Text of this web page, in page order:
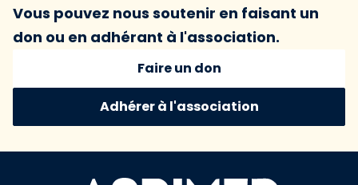
Vous pouvez nous soutenir en faisant un
don ou en adhérant à l'association.
Faire un don
Adhérer à l'association